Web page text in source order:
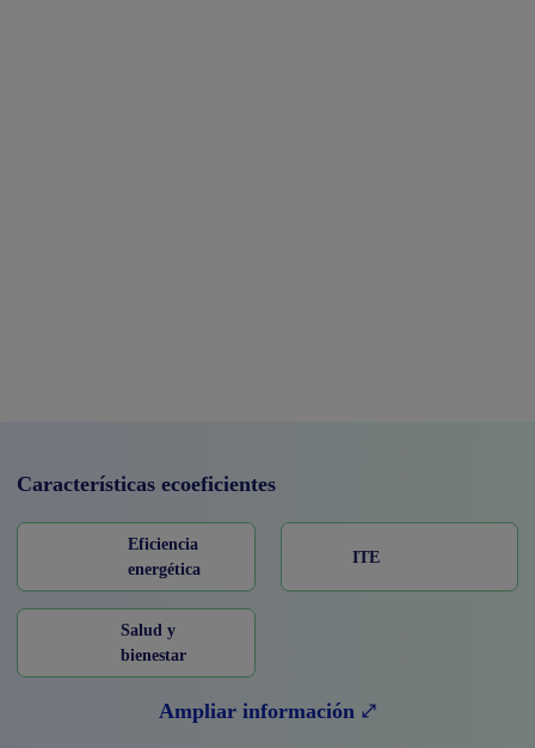
Características ecoeficientes
Eficiencia
energética
ITE
Salud y
bienestar
Ampliar información